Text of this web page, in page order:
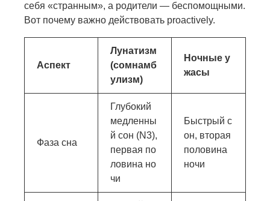
себя «странным», а родители — беспомощными.
Вот почему важно действовать proactively.
Аспект
Лунатизм
(сомнамб
улизм)
Ночные у
жасы
Фаза сна
Глубокий
медленны
й сон (N3),
первая по
ловина но
чи
Быстрый с
он, вторая
половина
ночи